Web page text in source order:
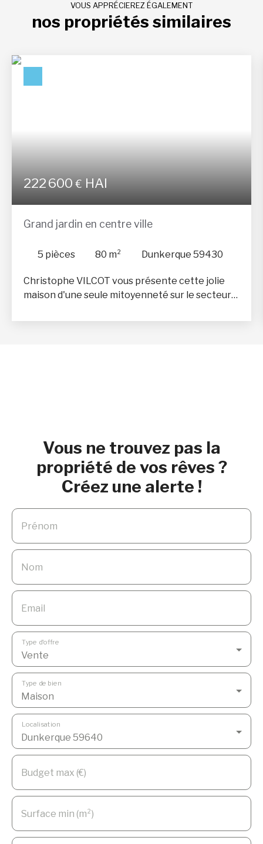
VOUS APPRÉCIEREZ ÉGALEMENT
nos propriétés similaires
222 600€HAI
Grand jardin en centre ville
5 pièces 80 m² Dunkerque 59430
Christophe VILCOT vous présente cette jolie
maison d'une seule mitoyenneté sur le secteur
de part de son jardin de 900m2 idéalement
visiter cette maison? Contactez Christophe
VILCOT au 07. 82. 22. 22. 08 ou directement sur
sa page facebook: chris vilcot
Vous ne trouvez pas la
propriété de vos rêves ?
Créez une alerte !
Prénom
Nom
Email
Vente
Type d'offre
Maison
Type de bien
Dunkerque 59640
Localisation
Budget max (€)
Surface min (m²)